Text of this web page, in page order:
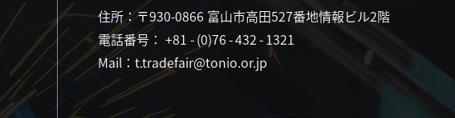
住所：〒930-0866 富山市高田527番地情報ビル2階
電話番号： +81 -(0)76-432-1321
Mail：t.tradefair@tonio.or.jp